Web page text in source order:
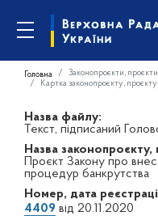
Головна Законопроєкти,
Картка законопроєкту,
Назва файлу:
Текст, підписаний
Назва законопроєкту,
Проєкт Закону про
процедур банкрутства
Номер, дата
4409 від 20.11.2020